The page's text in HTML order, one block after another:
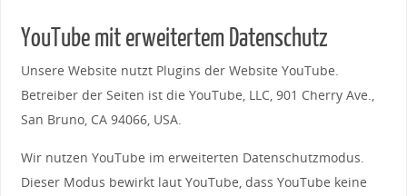
YouTube mit erweitertem Datenschutz
Unsere Website nutzt Plugins der Website YouTube.
Betreiber der Seiten ist die YouTube, LLC, 901 Cherry Ave.,
San Bruno, CA 94066, USA.
Wir nutzen YouTube im erweiterten Datenschutzmodus.
Dieser Modus bewirkt laut YouTube, dass YouTube keine